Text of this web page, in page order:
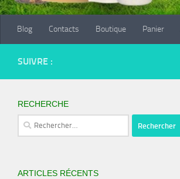
Blog Contacts Boutique Panier
SUIVRE :
RECHERCHE
Rechercher :
ARTICLES RÉCENTS